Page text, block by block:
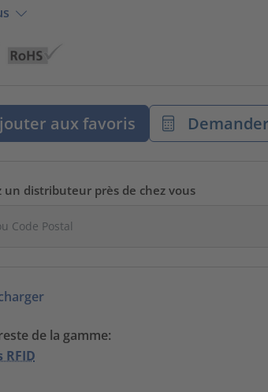
aux favoris
un distributeur près de chez vous
de la gamme:
RFID